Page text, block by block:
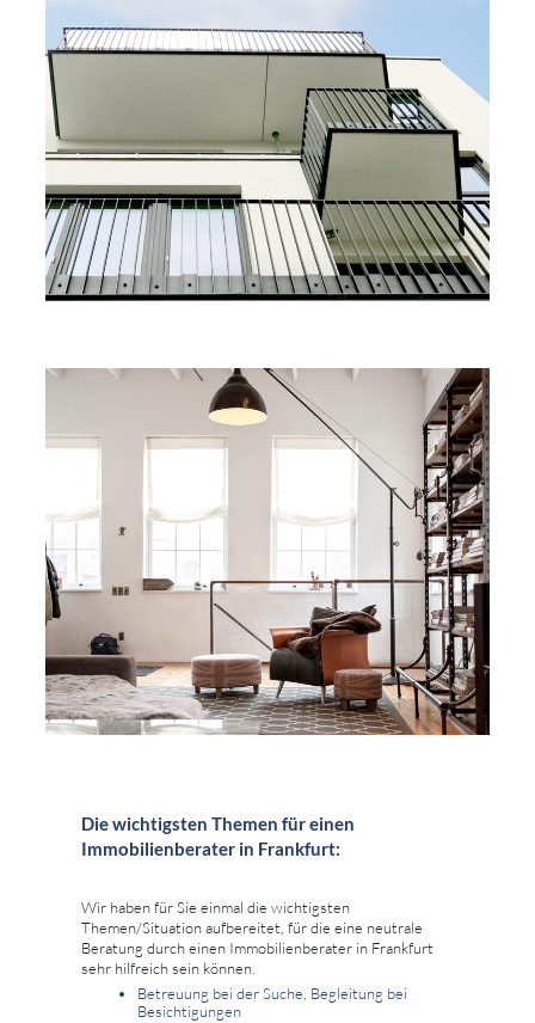
Die wichtigsten Themen für einen
Immobilienberater in Frankfurt:
Wir haben für Sie einmal die wichtigsten
Themen/Situation aufbereitet, für die eine neutrale
Beratung durch einen Immobilienberater in Frankfurt
sehr hilfreich sein können.
Betreuung bei der Suche, Begleitung bei
Besichtigungen